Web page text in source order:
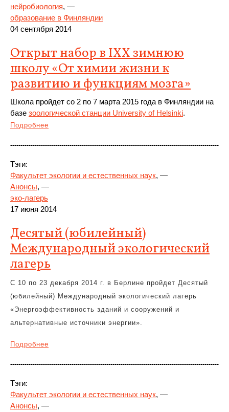
нейробиология, —
образование в Финляндии
04 сентября 2014
Открыт набор в IXX зимнюю
школу «От химии жизни к
развитию и функциям мозга»
Школа пройдет со 2 по 7 марта 2015 года в Финляндии на
базе зоологической станции University of Helsinki.
Подробнее
Тэги:
Факультет экологии и естественных наук, —
Анонсы, —
эко-лагерь
17 июня 2014
Десятый (юбилейный)
Международный экологический
лагерь
С 10 по 23 декабря 2014 г. в Берлине пройдет Десятый
(юбилейный) Международный экологический лагерь
«Энергоэффективность зданий и сооружений и
альтернативные источники энергии».
Подробнее
Тэги:
Факультет экологии и естественных наук, —
Анонсы, —